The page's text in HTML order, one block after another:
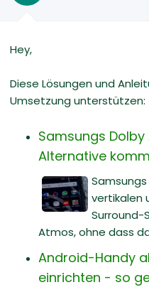
Hey,
Diese Lösungen und
Umsetzung unterstützen:
Samsungs
Alternative
vertikalen
Surround-
Atmos, ohne dass
Android-Handy
einrichten - so